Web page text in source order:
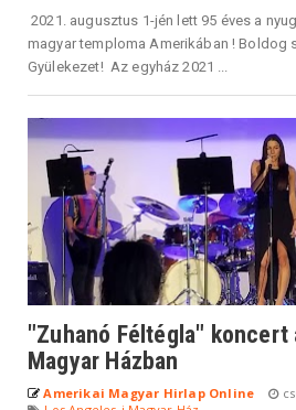
2021. augusztus 1-jén lett 95 éves a
magyar temploma Amerikában ! Boldog
Gyülekezet! Az egyház 2021 ...
"Zuhanó Féltégla" koncert
Magyar Házban
Amerikai Magyar Hirlap Online